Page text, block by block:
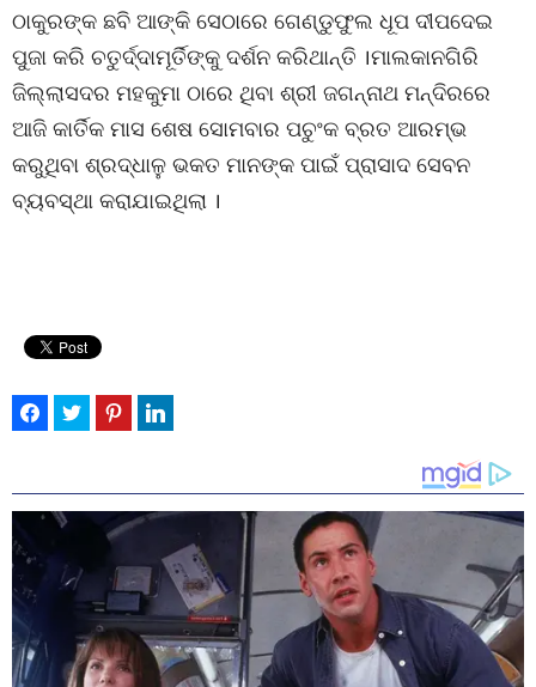
ଠାକୁରଙ୍କ ଛବି ଆଙ୍କି ସେଠାରେ ଗେଣ୍ଡୁଫୁଲ ଧୂପ ଦୀପଦେଇ
ପୁଜା କରି ଚତୁର୍ଦ୍ଦାମୂର୍ତିଙ୍କୁ ଦର୍ଶନ କରିଥାନ୍ତି ।ମାଲକାନଗିରି
ଜିଲ୍ଲାସଦର ମହକୁମା ଠାରେ ଥିବା ଶ୍ରୀ ଜଗନ୍ନାଥ ମନ୍ଦିରରେ
ଆଜି କାର୍ତିକ ମାସ ଶେଷ ସୋମବାର ପଚୁଂକ ବ୍ରତ ଆରମ୍ଭ
କରୁଥିବା ଶ୍ରଦ୍ଧାଳୁ ଭକତ ମାନଙ୍କ ପାଇଁ ପ୍ରାସାଦ ସେବନ
ବ୍ୟବସ୍ଥା କରାଯାଇଥିଲା ।